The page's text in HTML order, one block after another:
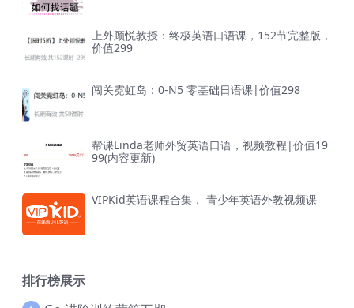
上外顾悦教授：终极英语口语课，152节完整版，
价值299
闯关霓虹岛：0-N5 零基础日语课|价值298
帮课Linda老师外贸英语口语，视频教程|价值19
99(内容更新)
VIPKid英语课程合集， 青少年英语外教视频课
排行榜展示